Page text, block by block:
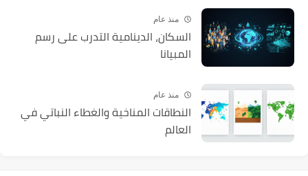
منذ عام
السكان، الدينامية التدرب على رسم
المبيانا
منذ عام
النطاقات المناخية والغطاء النباتي في
العالم